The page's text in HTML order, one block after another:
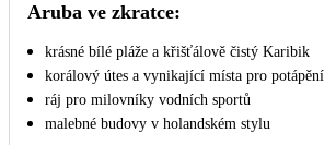
Aruba ve zkratce:
krásné bílé pláže a křišťálově čistý Karibik
korálový útes a vynikající místa pro potápění
ráj pro milovníky vodních sportů
malebné budovy v holandském stylu